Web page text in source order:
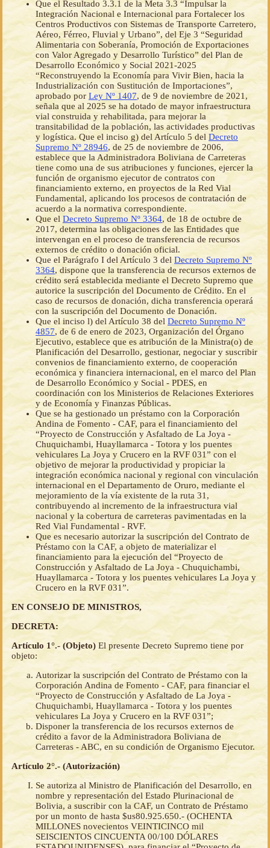
Que el Resultado 3.3.1 de la Meta 3.3 “Impulsar la
Integración Nacional e Internacional para Fortalecer los
Centros Productivos con Sistemas de Transporte Carretero,
Aéreo, Férreo, Fluvial y Urbano”, del Eje 3 “Seguridad
Alimentaria con Soberanía, Promoción de Exportaciones
con Valor Agregado y Desarrollo Turístico” del Plan de
Desarrollo Económico y Social 2021-2025
“Reconstruyendo la Economía para Vivir Bien, hacia la
Industrialización con Sustitución de Importaciones”,
aprobado por Ley Nº 1407, de 9 de noviembre de 2021,
señala que al 2025 se ha dotado de mayor infraestructura
vial construida y rehabilitada, para mejorar la
transitabilidad de la población, las actividades productivas
y logística. Que el inciso g) del Artículo 5 del Decreto
Supremo Nº 28946, de 25 de noviembre de 2006,
establece que la Administradora Boliviana de Carreteras
tiene como una de sus atribuciones y funciones, ejercer la
función de organismo ejecutor de contratos con
financiamiento externo, en proyectos de la Red Vial
Fundamental, aplicando los procesos de contratación de
acuerdo a la normativa correspondiente.
Que el Decreto Supremo Nº 3364, de 18 de octubre de
2017, determina las obligaciones de las Entidades que
intervengan en el proceso de transferencia de recursos
externos de crédito o donación oficial.
Que el Parágrafo I del Artículo 3 del Decreto Supremo Nº
3364, dispone que la transferencia de recursos externos de
crédito será establecida mediante el Decreto Supremo que
autorice la suscripción del Documento de Crédito. En el
caso de recursos de donación, dicha transferencia operará
con la suscripción del Documento de Donación.
Que el inciso l) del Artículo 38 del Decreto Supremo Nº
4857, de 6 de enero de 2023, Organización del Órgano
Ejecutivo, establece que es atribución de la Ministra(o) de
Planificación del Desarrollo, gestionar, negociar y suscribir
convenios de financiamiento externo, de cooperación
económica y financiera internacional, en el marco del Plan
de Desarrollo Económico y Social - PDES, en
coordinación con los Ministerios de Relaciones Exteriores
y de Economía y Finanzas Públicas.
Que se ha gestionado un préstamo con la Corporación
Andina de Fomento - CAF, para el financiamiento del
“Proyecto de Construcción y Asfaltado de La Joya -
Chuquichambi, Huayllamarca - Totora y los puentes
vehiculares La Joya y Crucero en la RVF 031” con el
objetivo de mejorar la productividad y propiciar la
integración económica nacional y regional con vinculación
internacional en el Departamento de Oruro, mediante el
mejoramiento de la vía existente de la ruta 31,
contribuyendo al incremento de la infraestructura vial
nacional y la cobertura de carreteras pavimentadas en la
Red Vial Fundamental - RVF.
Que es necesario autorizar la suscripción del Contrato de
Préstamo con la CAF, a objeto de materializar el
financiamiento para la ejecución del “Proyecto de
Construcción y Asfaltado de La Joya - Chuquichambi,
Huayllamarca - Totora y los puentes vehiculares La Joya y
Crucero en la RVF 031”.
EN CONSEJO DE MINISTROS,
DECRETA:
Artículo 1°.- (Objeto) El presente Decreto Supremo tiene por
objeto:
Autorizar la suscripción del Contrato de Préstamo con la
Corporación Andina de Fomento - CAF, para financiar el
“Proyecto de Construcción y Asfaltado de La Joya -
Chuquichambi, Huayllamarca - Totora y los puentes
vehiculares La Joya y Crucero en la RVF 031”;
Disponer la transferencia de los recursos externos de
crédito a favor de la Administradora Boliviana de
Carreteras - ABC, en su condición de Organismo Ejecutor.
Artículo 2°.- (Autorización)
Se autoriza al Ministro de Planificación del Desarrollo, en
nombre y representación del Estado Plurinacional de
Bolivia, a suscribir con la CAF, un Contrato de Préstamo
por un monto de hasta $us80.925.650.- (OCHENTA
MILLONES novecientos VEINTICINCO mil
SEISCIENTOS CINCUENTA 00/100 DÓLARES